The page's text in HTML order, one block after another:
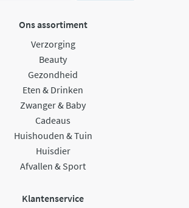
Ons assortiment
Verzorging
Beauty
Gezondheid
Eten & Drinken
Zwanger & Baby
Cadeaus
Huishouden & Tuin
Huisdier
Afvallen & Sport
Klantenservice